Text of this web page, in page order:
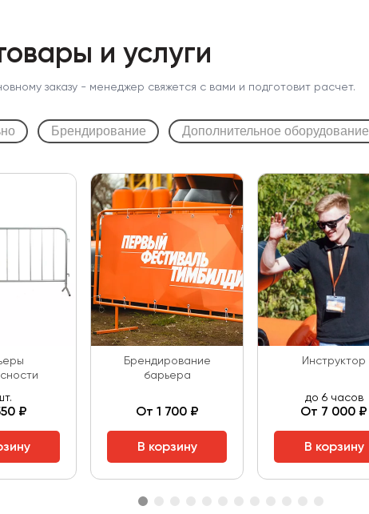
и услуги
заказу - менеджер свяжется с вами и подготовит расчет.
Брендирование Дополнительное оборудование
₽
Брендирование
барьера
От 1 700 ₽
В корзину
Инструктор
до 6 часов
От 7 000 ₽
В корзину